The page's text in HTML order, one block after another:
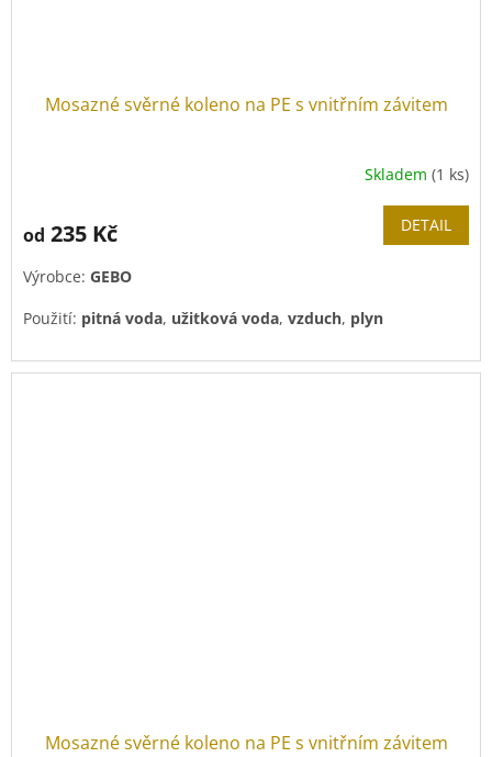
Mosazné svěrné koleno na PE s vnitřním závitem
Skladem (1 ks)
od 235 Kč DETAIL
Výrobce: GEBO
Použití: pitná voda, užitková voda, vzduch, plyn
Mosazné svěrné koleno na PE s vnitřním závitem